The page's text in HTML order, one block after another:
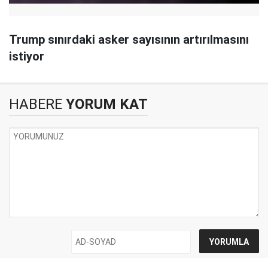
Trump sınırdaki asker sayısının artırılmasını
istiyor
HABERE YORUM KAT